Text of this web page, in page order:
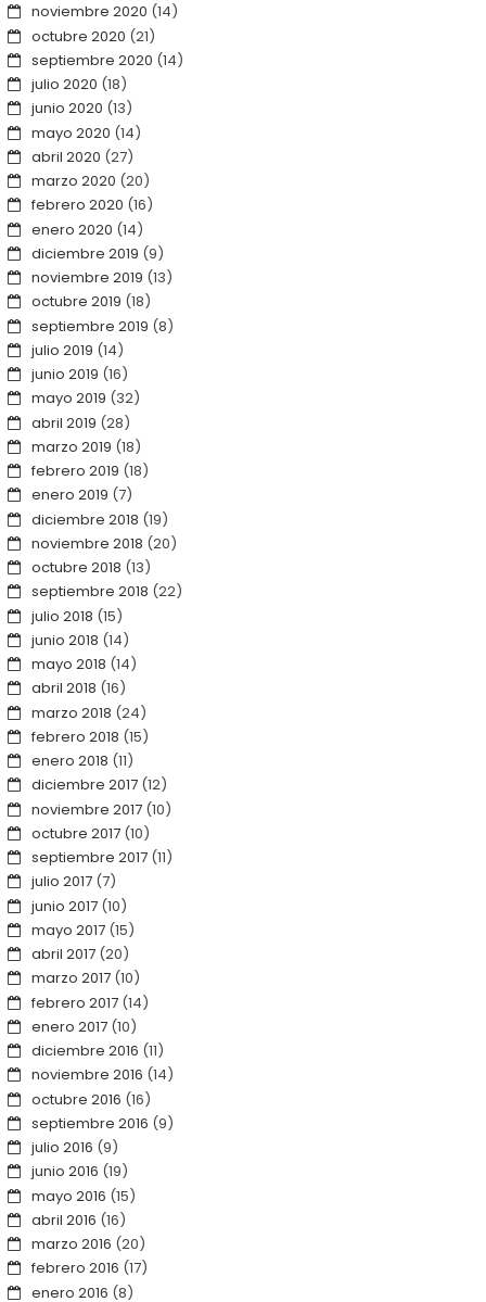
noviembre 2020 (14)
octubre 2020 (21)
septiembre 2020 (14)
julio 2020 (18)
junio 2020 (13)
mayo 2020 (14)
abril 2020 (27)
marzo 2020 (20)
febrero 2020 (16)
enero 2020 (14)
diciembre 2019 (9)
noviembre 2019 (13)
octubre 2019 (18)
septiembre 2019 (8)
julio 2019 (14)
junio 2019 (16)
mayo 2019 (32)
abril 2019 (28)
marzo 2019 (18)
febrero 2019 (18)
enero 2019 (7)
diciembre 2018 (19)
noviembre 2018 (20)
octubre 2018 (13)
septiembre 2018 (22)
julio 2018 (15)
junio 2018 (14)
mayo 2018 (14)
abril 2018 (16)
marzo 2018 (24)
febrero 2018 (15)
enero 2018 (11)
diciembre 2017(12)
noviembre 2017(10)
octubre 2017(10)
septiembre 2017(11)
julio 2017(7)
junio 2017(10)
mayo 2017(15)
abril 2017(20)
marzo 2017(10)
febrero 2017(14)
enero 2017(10)
diciembre 2016 (11)
noviembre 2016 (14)
octubre 2016 (16)
septiembre 2016 (9)
julio 2016 (9)
junio 2016 (19)
mayo 2016 (15)
abril 2016 (16)
marzo 2016 (20)
febrero 2016 (17)
enero 2016 (8)